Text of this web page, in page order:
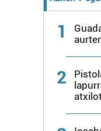
erabiltzen dituen
Bazkide batzuek ez
interes komertzial
bazkideen
duten interes
dezakezun ikusteko.
Lortu zure datu
1
2